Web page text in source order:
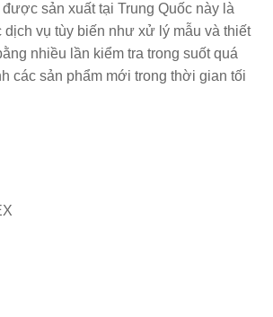
sản xuất tại Trung Quốc này là
vụ tùy biến như xử lý mẫu và thiết
nhiều lần kiểm tra trong suốt quá
các sản phẩm mới trong thời gian tối